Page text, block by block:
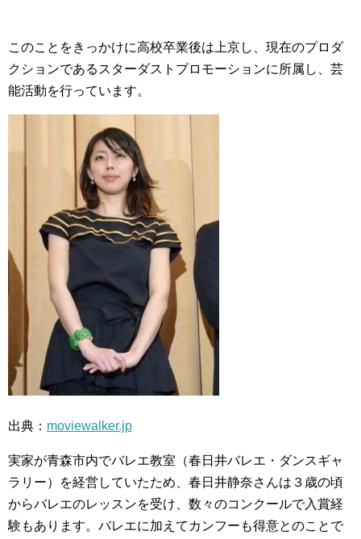
このことをきっかけに高校卒業後は上京し、現在のプロダ
クションであるスターダストプロモーションに所属し、芸
能活動を行っています。
出典： moviewalker.jp
実家が青森市内でバレエ教室（春日井バレエ・ダンスギャ
ラリー）を経営していたため、春日井静奈さんは３歳の頃
からバレエのレッスンを受け、数々のコンクールで入賞経
験もあります。バレエに加えてカンフーも得意とのことで